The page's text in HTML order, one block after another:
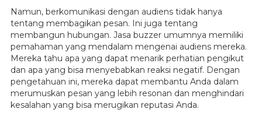
Namun, berkomunikasi dengan audiens tidak hanya
tentang membagikan pesan. Ini juga tentang
membangun hubungan. Jasa buzzer umumnya memiliki
pemahaman yang mendalam mengenai audiens mereka.
Mereka tahu apa yang dapat menarik perhatian pengikut
dan apa yang bisa menyebabkan reaksi negatif. Dengan
pengetahuan ini, mereka dapat membantu Anda dalam
merumuskan pesan yang lebih resonan dan menghindari
kesalahan yang bisa merugikan reputasi Anda.